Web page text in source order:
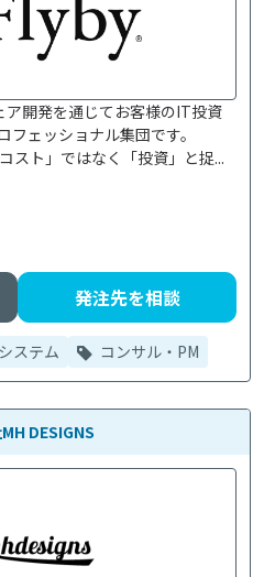
開発を通じてお客様のIT投資
ェッショナル集団です。
スト」ではなく「投資」と捉...
発注先を相談
ステム コンサル・PM
DESIGNS